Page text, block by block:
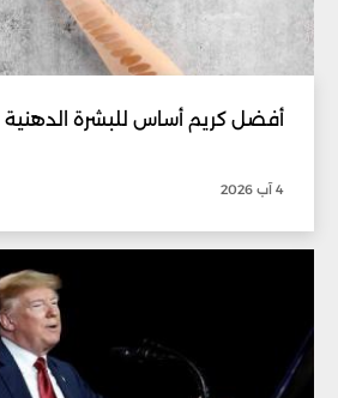
أفضل كريم أساس للبشرة الدهنية
4 آب 2026